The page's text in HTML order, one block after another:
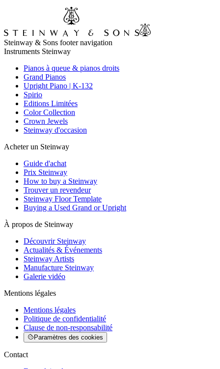
Steinway & Sons footer navigation
Instruments Steinway
Pianos à queue & pianos droits
Grand Pianos
Upright Piano | K-132
Spirio
Editions Limitées
Color Collection
Crown Jewels
Steinway d'occasion
Acheter un Steinway
Guide d'achat
Prix Steinway
How to buy a Steinway
Trouver un revendeur
Steinway Floor Template
Buying a Used Grand or Upright
À propos de Steinway
Découvrir Steinway
Actualités & Événements
Steinway Artists
Manufacture Steinway
Galerie vidéo
Mentions légales
Mentions légales
Politique de confidentialité
Clause de non-responsabilité
Paramètres des cookies
Contact